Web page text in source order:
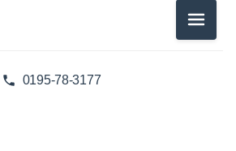
0195-78-3177
メニュ